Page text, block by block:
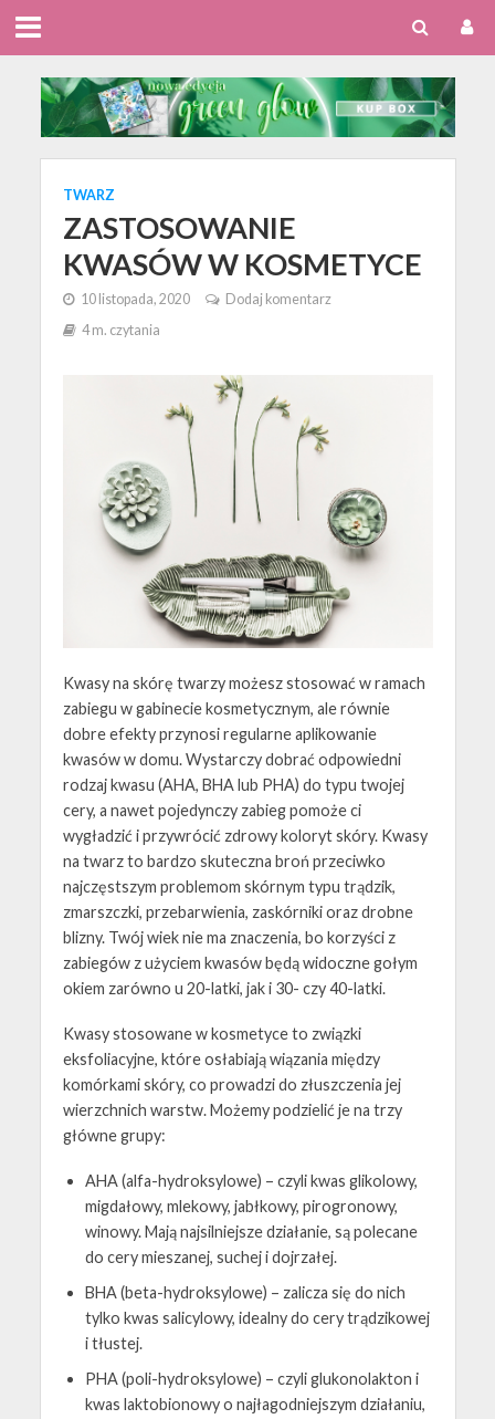
TWARZ
ZASTOSOWANIE
KWASÓW W KOSMETYCE
10 listopada, 2020
Dodaj komentarz
4 m. czytania
Kwasy na skórę twarzy możesz stosować w ramach
zabiegu w gabinecie kosmetycznym, ale równie
dobre efekty przynosi regularne aplikowanie
kwasów w domu. Wystarczy dobrać odpowiedni
rodzaj kwasu (AHA, BHA lub PHA) do typu twojej
cery, a nawet pojedynczy zabieg pomoże ci
wygładzić i przywrócić zdrowy koloryt skóry. Kwasy
na twarz to bardzo skuteczna broń przeciwko
najczęstszym problemom skórnym typu trądzik,
zmarszczki, przebarwienia, zaskórniki oraz drobne
blizny. Twój wiek nie ma znaczenia, bo korzyści z
zabiegów z użyciem kwasów będą widoczne gołym
okiem zarówno u 20-latki, jak i 30- czy 40-latki.
Kwasy stosowane w kosmetyce to związki
eksfoliacyjne, które osłabiają wiązania między
komórkami skóry, co prowadzi do złuszczenia jej
wierzchnich warstw. Możemy podzielić je na trzy
główne grupy:
AHA (alfa-hydroksylowe) – czyli kwas glikolowy,
migdałowy, mlekowy, jabłkowy, pirogronowy,
winowy. Mają najsilniejsze działanie, są polecane
do cery mieszanej, suchej i dojrzałej.
BHA (beta-hydroksylowe) – zalicza się do nich
tylko kwas salicylowy, idealny do cery trądzikowej
i tłustej.
PHA (poli-hydroksylowe) – czyli glukonolakton i
kwas laktobionowy o najłagodniejszym działaniu,